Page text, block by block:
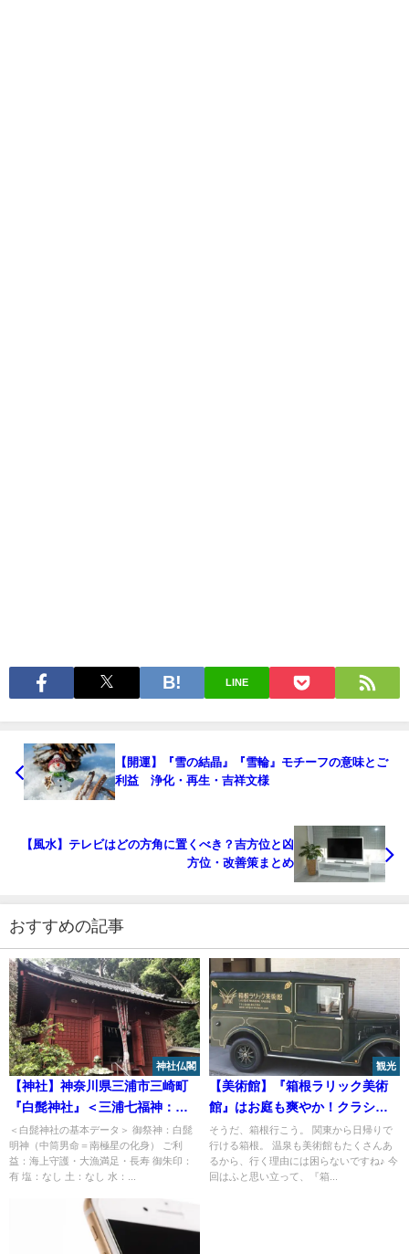
LINE
【開運】『雪の結晶』『雪輪』モチーフの意味とご
利益 浄化・再生・吉祥文様
【風水】テレビはどの方角に置くべき？吉方位と凶
方位・改善策まとめ
おすすめの記事
神社仏閣
【神社】神奈川県三浦市三崎町
『白髭神社』＜三浦七福神：長
安寿老人＞＜カンカン石＞
＜白髭神社の基本データ＞ 御祭神：白髭
明神（中筒男命＝南極星の化身） ご利
益：海上守護・大漁満足・長寿 御朱印：
有 塩：なし 土：なし 水：...
観光
【美術館】『箱根ラリック美術
館』はお庭も爽やか！クラシッ
クカーやオリエンタル急行も見
どころ
そうだ、箱根行こう。 関東から日帰りで
行ける箱根。 温泉も美術館もたくさんあ
るから、行く理由には困らないですね♪ 今
回はふと思い立って、『箱...